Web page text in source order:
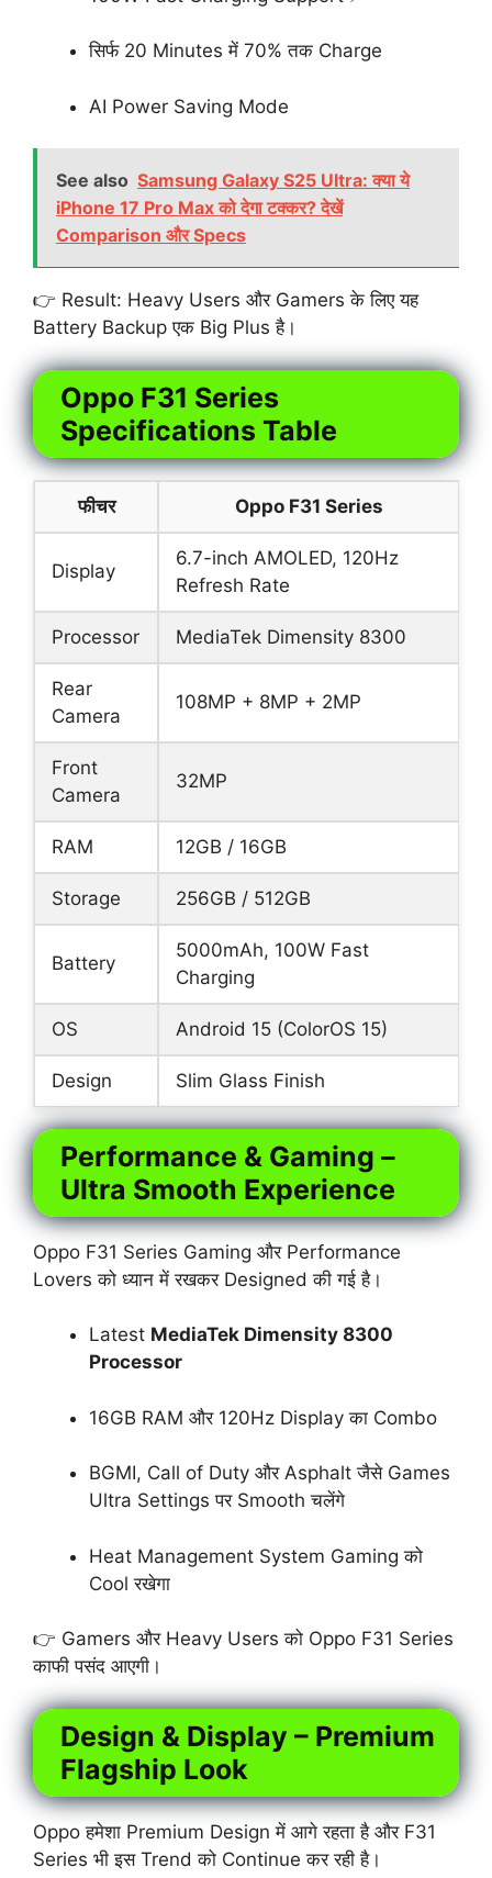
सिर्फ 20 Minutes में 70% तक Charge
AI Power Saving Mode
See also Samsung Galaxy S25 Ultra: क्या ये
iPhone 17 Pro Max को देगा टक्कर? देखें
Comparison और Specs
👉 Result: Heavy Users और Gamers के लिए यह
Battery Backup एक Big Plus है।
Oppo F31 Series
Specifications Table
फीचर Oppo F31 Series
Display
6.7-inch AMOLED, 120Hz
Refresh Rate
Processor MediaTek Dimensity 8300
Rear
Camera
108MP + 8MP + 2MP
Front
Camera
32MP
RAM 12GB / 16GB
Storage 256GB / 512GB
Battery
5000mAh, 100W Fast
Charging
OS Android 15 (ColorOS 15)
Design Slim Glass Finish
Performance & Gaming –
Ultra Smooth Experience
Oppo F31 Series Gaming और Performance
Lovers को ध्यान में रखकर Designed की गई है।
Latest MediaTek Dimensity 8300
Processor
16GB RAM और 120Hz Display का Combo
BGMI, Call of Duty और Asphalt जैसे Games
Ultra Settings पर Smooth चलेंगे
Heat Management System Gaming को
Cool रखेगा
👉 Gamers और Heavy Users को Oppo F31 Series
काफी पसंद आएगी।
Design & Display – Premium
Flagship Look
Oppo हमेशा Premium Design में आगे रहता है और F31
Series भी इस Trend को Continue कर रही है।